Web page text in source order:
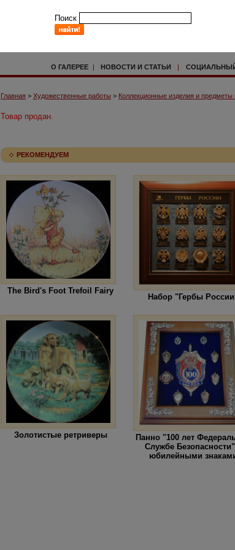
Поиск
О ГАЛЕРЕЕ | НОВОСТИ И СТАТЬИ |
Главная > Художественные работы > Коллекционные изделия и предметы
Товар продан.
РЕКОМЕНДУЕМ
The Bird's Foot Trefoil Fairy
Набор "Гербы
Золотистые ретриверы
Панно "100 лет
Службе
юбилейными